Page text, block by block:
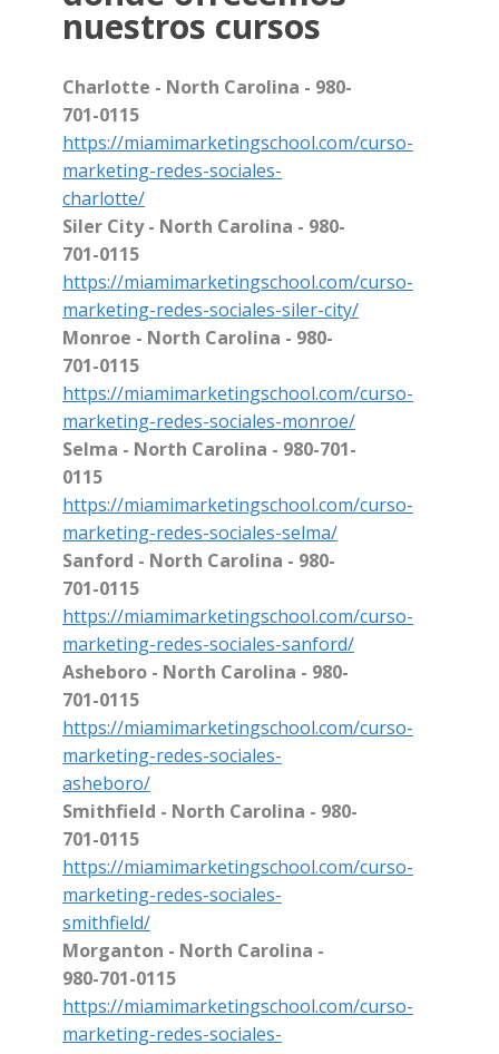
nuestros cursos
Charlotte - North Carolina - 980-
701-0115
https://miamimarketingschool.com/curso-
marketing-redes-sociales-
charlotte/
Siler City - North Carolina - 980-
701-0115
https://miamimarketingschool.com/curso-
marketing-redes-sociales-siler-city/
Monroe - North Carolina - 980-
701-0115
https://miamimarketingschool.com/curso-
marketing-redes-sociales-monroe/
Selma - North Carolina - 980-701-
0115
https://miamimarketingschool.com/curso-
marketing-redes-sociales-selma/
Sanford - North Carolina - 980-
701-0115
https://miamimarketingschool.com/curso-
marketing-redes-sociales-sanford/
Asheboro - North Carolina - 980-
701-0115
https://miamimarketingschool.com/curso-
marketing-redes-sociales-
asheboro/
Smithfield - North Carolina - 980-
701-0115
https://miamimarketingschool.com/curso-
marketing-redes-sociales-
smithfield/
Morganton - North Carolina -
980-701-0115
https://miamimarketingschool.com/curso-
marketing-redes-sociales-